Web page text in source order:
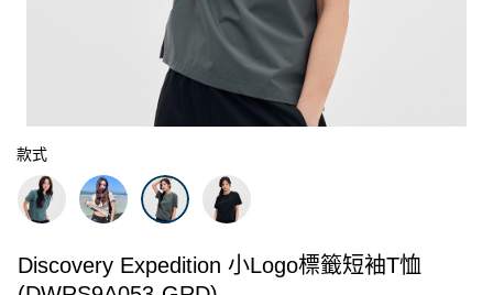
款式
Discovery Expedition 小Logo標籤短袖T恤